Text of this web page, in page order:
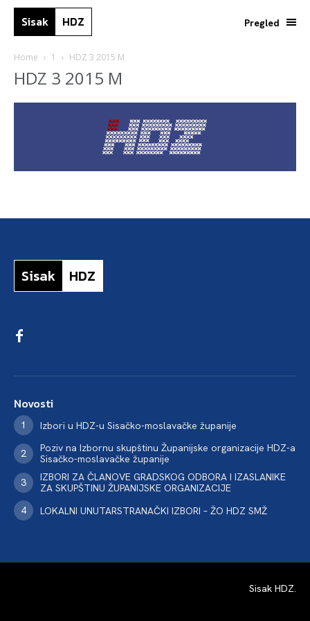
Sisak HDZ Pregled
Home 1 HDZ 3 2015 M
HDZ 3 2015 M
Sisak HDZ
Novosti
Izbori u HDZ-u Sisačko-moslavačke županije
Poziv na Izbornu skupštinu Županijske organizacije HDZ-a
Sisačko-moslavačke županije
IZBORI ZA ČLANOVE GRADSKOG ODBORA I IZASLANIKE
ZA SKUPŠTINU ŽUPANIJSKE ORGANIZACIJE
LOKALNI UNUTARSTRANAČKI IZBORI – ŽO HDZ SMŽ
Sisak HDZ.